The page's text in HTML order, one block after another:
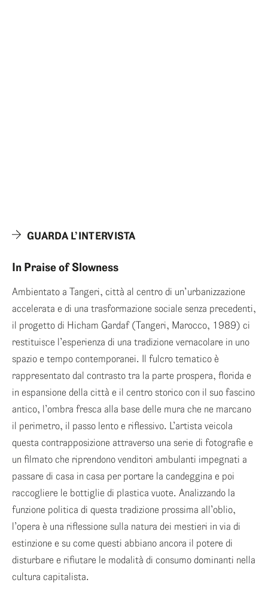
GUARDA L’INTERVISTA
In Praise of Slowness
Ambientato a Tangeri, città al centro di un’urbanizzazione
accelerata e di una trasformazione sociale senza precedenti,
il progetto di Hicham Gardaf (Tangeri, Marocco, 1989) ci
restituisce l’esperienza di una tradizione vernacolare in uno
spazio e tempo contemporanei. Il fulcro tematico è
rappresentato dal contrasto tra la parte prospera, florida e
in espansione della città e il centro storico con il suo fascino
antico, l’ombra fresca alla base delle mura che ne marcano
il perimetro, il passo lento e riflessivo. L’artista veicola
questa contrapposizione attraverso una serie di fotografie e
un filmato che riprendono venditori ambulanti impegnati a
passare di casa in casa per portare la candeggina e poi
raccogliere le bottiglie di plastica vuote. Analizzando la
funzione politica di questa tradizione prossima all’oblio,
l’opera è una riflessione sulla natura dei mestieri in via di
estinzione e su come questi abbiano ancora il potere di
disturbare e rifiutare le modalità di consumo dominanti nella
cultura capitalista.